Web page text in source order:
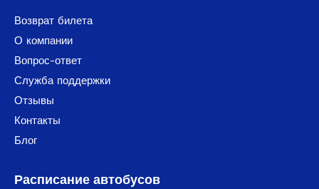
Возврат билета
О компании
Вопрос-ответ
Служба поддержки
Отзывы
Контакты
Блог
Расписание автобусов